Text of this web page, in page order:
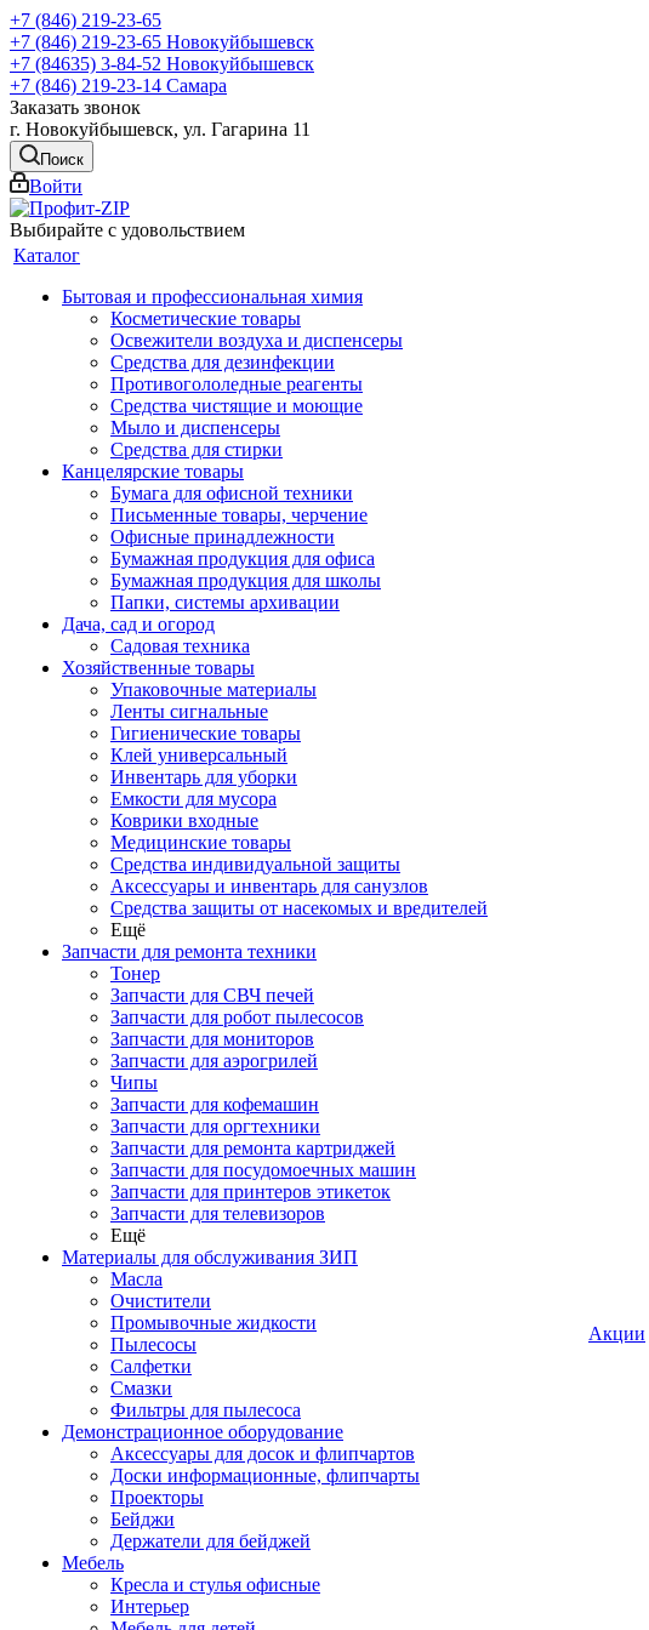
+7 (846) 219-23-65
+7 (846) 219-23-65 Новокуйбышевск
+7 (84635) 3-84-52 Новокуйбышевск
+7 (846) 219-23-14 Самара
Заказать звонок
г. Новокуйбышевск, ул. Гагарина 11
Поиск
Войти
Выбирайте с удовольствием
Каталог
Бытовая и профессиональная химия
Косметические товары
Освежители воздуха и диспенсеры
Средства для дезинфекции
Противогололедные реагенты
Средства чистящие и моющие
Мыло и диспенсеры
Средства для стирки
Канцелярские товары
Бумага для офисной техники
Письменные товары, черчение
Офисные принадлежности
Бумажная продукция для офиса
Бумажная продукция для школы
Папки, системы архивации
Дача, сад и огород
Садовая техника
Хозяйственные товары
Упаковочные материалы
Ленты сигнальные
Гигиенические товары
Клей универсальный
Инвентарь для уборки
Емкости для мусора
Коврики входные
Медицинские товары
Средства индивидуальной защиты
Аксессуары и инвентарь для санузлов
Средства защиты от насекомых и вредителей
Ещё
Запчасти для ремонта техники
Тонер
Запчасти для СВЧ печей
Запчасти для робот пылесосов
Запчасти для мониторов
Запчасти для аэрогрилей
Чипы
Запчасти для кофемашин
Запчасти для оргтехники
Запчасти для ремонта картриджей
Запчасти для посудомоечных машин
Запчасти для принтеров этикеток
Запчасти для телевизоров
Ещё
Материалы для обслуживания ЗИП
Масла
Очистители
Промывочные жидкости
Пылесосы
Салфетки
Смазки
Фильтры для пылесоса
Демонстрационное оборудование
Аксессуары для досок и флипчартов
Доски информационные, флипчарты
Проекторы
Бейджи
Держатели для бейджей
Мебель
Кресла и стулья офисные
Интерьер
Акции